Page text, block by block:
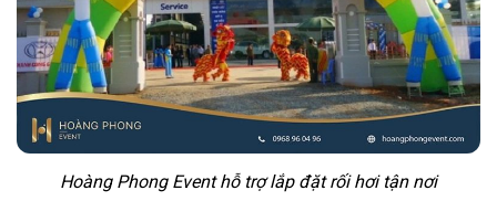
Hoàng Phong Event hỗ trợ lắp đặt rối hơi tận nơi